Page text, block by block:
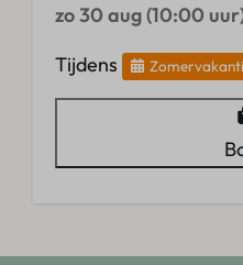
zo 30 aug (10:00
Tijdens